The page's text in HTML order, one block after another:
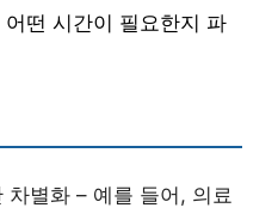
떤 시간이 필요한지 파
차별화 – 예를 들어, 의료